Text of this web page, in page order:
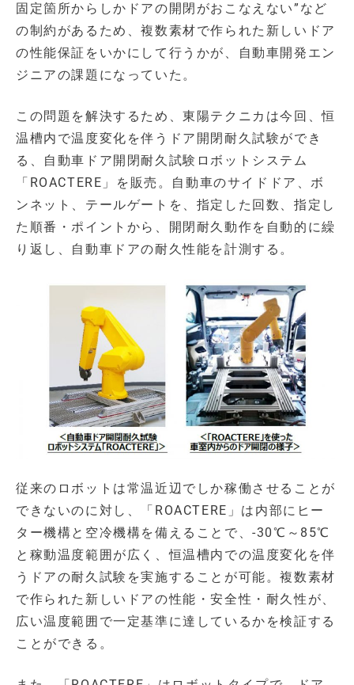
固定箇所からしかドアの開閉がおこなえない”など
の制約があるため、複数素材で作られた新しいドア
の性能保証をいかにして行うかが、自動車開発エン
ジニアの課題になっていた。
この問題を解決するため、東陽テクニカは今回、恒
温槽内で温度変化を伴うドア開閉耐久試験ができ
る、自動車ドア開閉耐久試験ロボットシステム
「ROACTERE」を販売。自動車のサイドドア、ボ
ンネット、テールゲートを、指定した回数、指定し
た順番・ポイントから、開閉耐久動作を自動的に繰
り返し、自動車ドアの耐久性能を計測する。
従来のロボットは常温近辺でしか稼働させることが
できないのに対し、「ROACTERE」は内部にヒー
ター機構と空冷機構を備えることで、-30℃～85℃
と稼動温度範囲が広く、恒温槽内での温度変化を伴
うドアの耐久試験を実施することが可能。複数素材
で作られた新しいドアの性能・安全性・耐久性が、
広い温度範囲で一定基準に達しているかを検証する
ことができる。